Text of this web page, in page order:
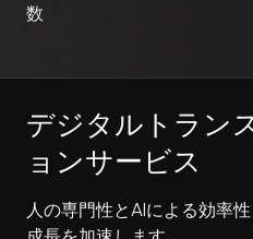
数
デジタルトラン
ョンサービス
人の専門性とAIによる効率